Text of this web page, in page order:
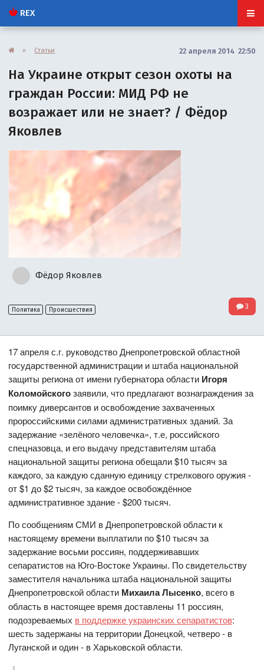
REX
» Статьи 22 апреля 2014 22:50
На Украине открыт сезон охоты на
граждан России: МИД РФ не
возражает или не знает? / Фёдор
Яковлев
Фёдор Яковлев
Политика Происшествия 3
17 апреля с.г. руководство Днепропетровской областной
государственной администрации и штаба национальной
защиты региона от имени губернатора области Игоря
Коломойскогозаявили, что предлагают вознаграждения за
поимку диверсантов и освобождение захваченных
пророссийскими силами административных зданий. За
задержание «зелёного человечка», т.е, российского
спецназовца, и его выдачу представителям штаба
национальной защиты региона обещали $10 тысяч за
каждого, за каждую сданную единицу стрелкового оружия -
от $1 до $2 тысяч, за каждое освобождённое
административное здание - $200 тысяч.
По сообщениям СМИ в Днепропетровской области к
настоящему времени выплатили по $10 тысяч за
задержание восьми россиян, поддерживавших
сепаратистов на Юго-Востоке Украины. По свидетельству
заместителя начальника штаба национальной защиты
Днепропетровской области Михаила Лысенко, всего в
область в настоящее время доставлены 11 россиян,
подозреваемых в поддержке украинских сепаратистов:
шесть задержаны на территории Донецкой, четверо - в
Луганской и один - в Харьковской области.